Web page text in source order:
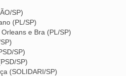
SP)
(PL/SP)
e Bra (PL/SP)
SP)
SP)
(SOLIDARI/SP)